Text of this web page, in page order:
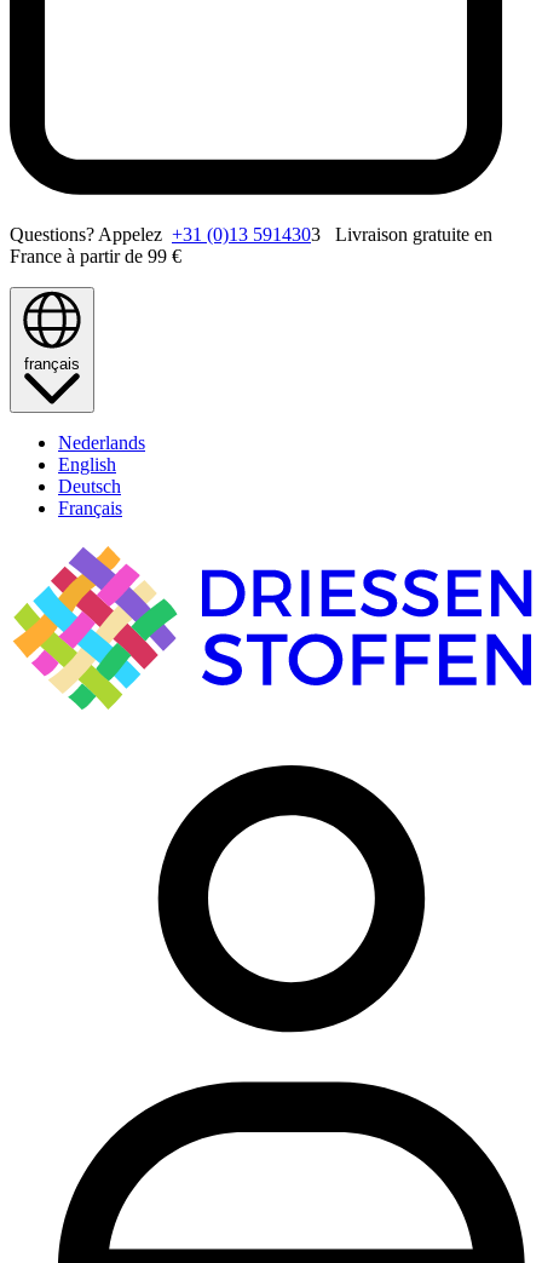
Questions? Appelez +31 (0)13 5914303 Livraison gratuite en
France à partir de 99 €
français
Nederlands
English
Deutsch
Français